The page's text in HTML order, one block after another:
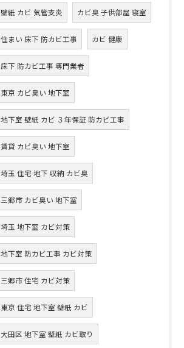
壁紙 カビ 気管支炎 カビ臭 子供部屋 寝室
住まい 床下 防カビ工事 カビ 健康
床下 防カビ工事 専門業者
東京 カビ臭い 地下室
地下室 壁紙 カビ ３年保証 防カビ工事
賃貸 カビ臭い 地下室
埼玉 住宅 地下 収納 カビ臭
三郷市 カビ臭い 地下室
埼玉 地下室 カビ対策
地下室 防カビ工事 カビ対策
三郷市 住宅 カビ対策
東京 住宅 地下室 壁紙 カビ
大田区 地下室 壁紙 カビ取り